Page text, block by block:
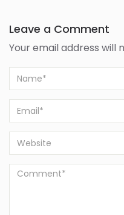
Leave a Comment
Your email address will